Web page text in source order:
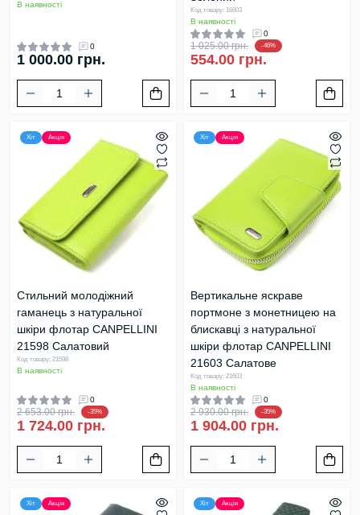
В наявності
0
1 000.00 грн.
Код товару: 16603
В наявності
0
1 025.00 грн. -46%
554.00 грн.
Хіт Акція
Стильний молодіжний
гаманець з натуральної
шкіри флотар CANPELLINI
21598 Салатовий
Код товару: 21598
В наявності
0
2 653.00 грн. -35%
1 724.00 грн.
Хіт Акція
Вертикальне яскраве
портмоне з монетницею на
блискавці з натуральної
шкіри флотар CANPELLINI
21603 Салатове
Код товару: 21603
В наявності
0
2 930.00 грн. -35%
1 904.00 грн.
Хіт Акція Хіт Акція